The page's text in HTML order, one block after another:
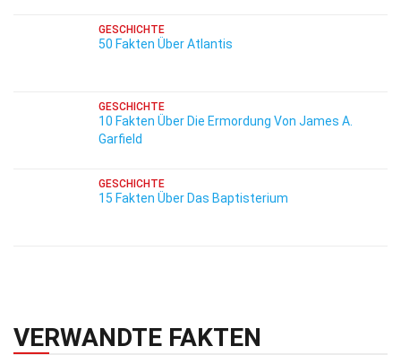
GESCHICHTE
50 Fakten Über Atlantis
GESCHICHTE
10 Fakten Über Die Ermordung Von James A.
Garfield
GESCHICHTE
15 Fakten Über Das Baptisterium
VERWANDTE FAKTEN